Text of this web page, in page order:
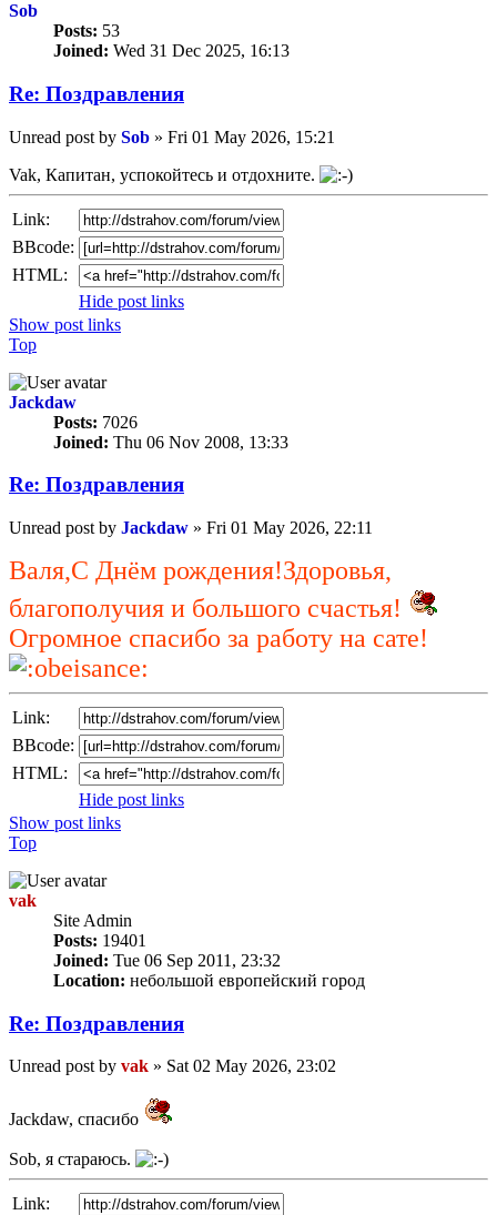
Sob
Posts: 53
Joined: Wed 31 Dec 2025, 16:13
Re: Поздравлeния
Unread post by Sob » Fri 01 May 2026, 15:21
Vak, Капитан, успокойтесь и отдохните.
Link:
BBcode:
HTML:
Hide post links
Show post links
Top
Jackdaw
Posts: 7026
Joined: Thu 06 Nov 2008, 13:33
Re: Поздравлeния
Unread post by Jackdaw » Fri 01 May 2026, 22:11
Валя,С Днём рождения!Здоровья,
благополучия и большого счастья!
Огромное спасибо за работу на сате!
Link:
BBcode:
HTML:
Hide post links
Show post links
Top
vak
Site Admin
Posts: 19401
Joined: Tue 06 Sep 2011, 23:32
Location: небольшой европейский город
Re: Поздравлeния
Unread post by vak » Sat 02 May 2026, 23:02
Jackdaw, cпасибо
Sob, я стараюсь.
Link: